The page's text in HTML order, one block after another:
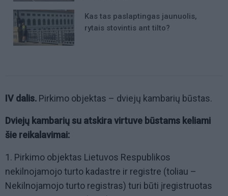
Kas tas paslaptingas jaunuolis,
rytais stovintis ant tilto?
IV dalis. Pirkimo objektas – dviejų kambarių būstas.
Dviejų kambarių su atskira virtuve būstams keliami
šie reikalavimai:
1. Pirkimo objektas Lietuvos Respublikos
nekilnojamojo turto kadastre ir registre (toliau –
Nekilnojamojo turto registras) turi būti įregistruotas